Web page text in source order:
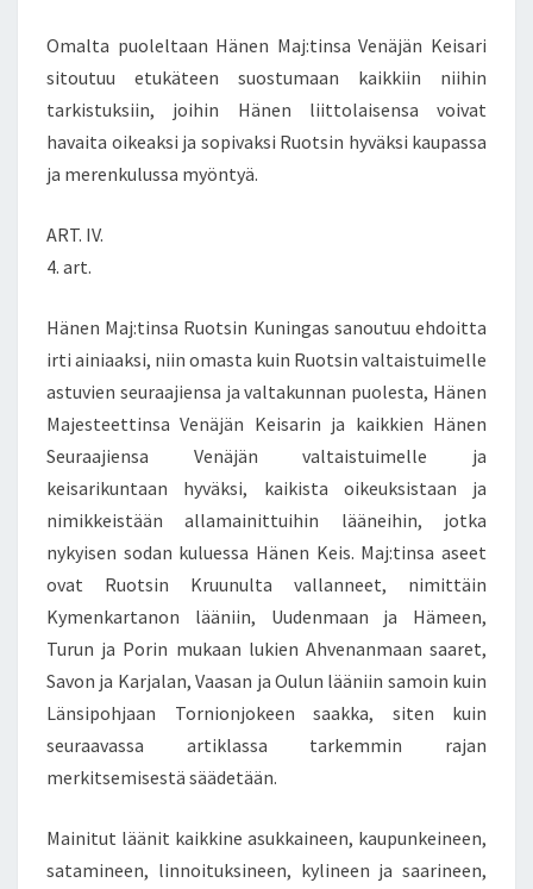
Omalta puoleltaan Hänen Maj:tinsa Venäjän Keisari
sitoutuu etukäteen suostumaan kaikkiin niihin
tarkistuksiin, joihin Hänen liittolaisensa voivat
havaita oikeaksi ja sopivaksi Ruotsin hyväksi kaupassa
ja merenkulussa myöntyä.
ART. IV.
4. art.
Hänen Maj:tinsa Ruotsin Kuningas sanoutuu ehdoitta
irti ainiaaksi, niin omasta kuin Ruotsin valtaistuimelle
astuvien seuraajiensa ja valtakunnan puolesta, Hänen
Majesteettinsa Venäjän Keisarin ja kaikkien Hänen
Seuraajiensa Venäjän valtaistuimelle ja
keisarikuntaan hyväksi, kaikista oikeuksistaan ja
nimikkeistään allamainittuihin lääneihin, jotka
nykyisen sodan kuluessa Hänen Keis. Maj:tinsa aseet
ovat Ruotsin Kruunulta vallanneet, nimittäin
Kymenkartanon lääniin, Uudenmaan ja Hämeen,
Turun ja Porin mukaan lukien Ahvenanmaan saaret,
Savon ja Karjalan, Vaasan ja Oulun lääniin samoin kuin
Länsipohjaan Tornionjokeen saakka, siten kuin
seuraavassa artiklassa tarkemmin rajan
merkitsemisestä säädetään.
Mainitut läänit kaikkine asukkaineen, kaupunkeineen,
satamineen, linnoituksineen, kylineen ja saarineen,